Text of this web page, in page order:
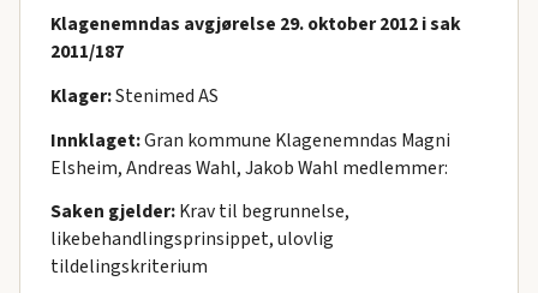
Klagenemndas avgjørelse 29. oktober 2012 i sak
2011/187
Klager:Stenimed AS
Innklaget:Gran kommune Klagenemndas Magni
Elsheim, Andreas Wahl, Jakob Wahl medlemmer:
Saken gjelder:Krav til begrunnelse,
likebehandlingsprinsippet, ulovlig
tildelingskriterium